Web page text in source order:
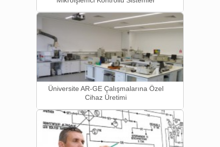
Üniversite AR-GE Çalışmalarına Özel
Cihaz Üretimi